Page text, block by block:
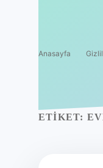
Anasayfa
ETIKET: